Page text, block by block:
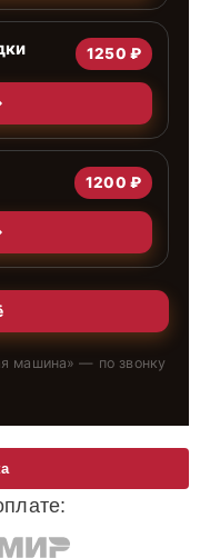
1250 ₽
1200 ₽
машина» — по звонку